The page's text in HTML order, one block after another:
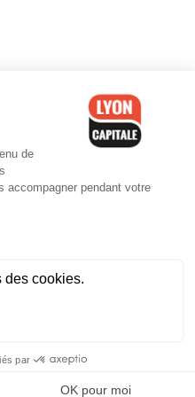
-CGV-Politique de
06